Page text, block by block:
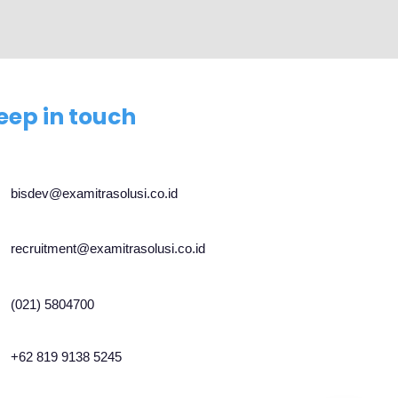
in touch
bisdev@examitrasolusi.co.id
recruitment@examitrasolusi.co.id
(021) 5804700
+62 819 9138 5245